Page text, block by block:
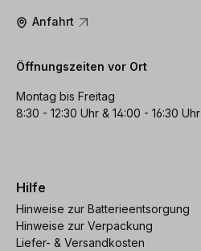
Anfahrt
Öffnungszeiten vor Ort
Montag bis Freitag
8:30 - 12:30 Uhr & 14:00 - 16:30 Uhr
Hilfe
Hinweise zur Batterieentsorgung
Hinweise zur Verpackung
Liefer- & Versandkosten